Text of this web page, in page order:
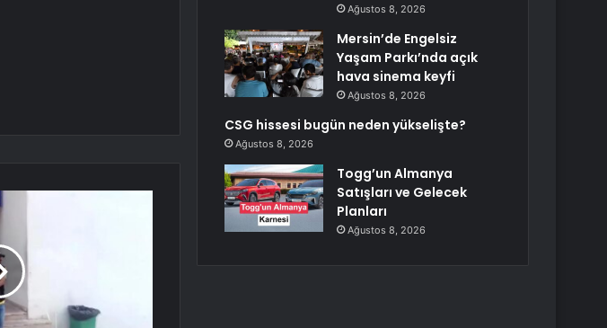
Ağustos 8, 2026
Mersin’de Engelsiz
Yaşam Parkı’nda açık
hava sinema keyfi
Ağustos 8, 2026
CSG hissesi bugün neden yükselişte?
Ağustos 8, 2026
Togg’un Almanya
Satışları ve Gelecek
Planları
Ağustos 8, 2026